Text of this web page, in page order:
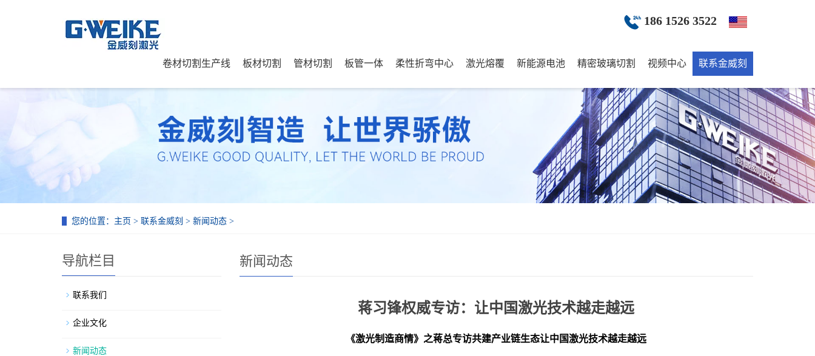
186 1526 3522
卷材切割生产线 板材切割 管材切割 板管一体 柔性折弯中心 激光熔覆 新能源电池 精密玻璃切割 视频中心 联系金威刻
您的位置： 主页 > 联系金威刻 > 新闻动态 >
新闻动态
蒋习锋权威专访：让中国激光技术越走越远
《激光制造商情》之蒋总专访共建产业链生态让中国激光技术越走越远
导航栏目
联系我们
企业文化
新闻动态